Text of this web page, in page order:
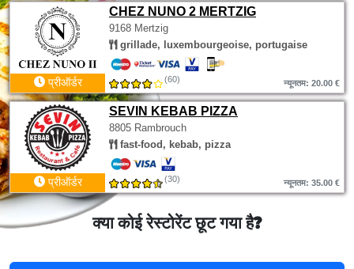
CHEZ NUNO 2 MERTZIG
9168 Mertzig
grillade, luxembourgeoise, portugaise
प्रीऑर्डर (60) न्यूनतम: 20.00 €
SEVIN KEBAB PIZZA
8805 Rambrouch
fast-food, kebab, pizza
प्रीऑर्डर (30) न्यूनतम: 35.00 €
क्या कोई रेस्टोरेंट छूट गया है?